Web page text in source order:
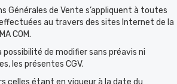
Générales de Vente s’appliquent à toutes
au travers des sites Internet de la
COM.
possibilité de modifier sans préavis ni
les présentes CGV.
celles étant en vigueur à la date du